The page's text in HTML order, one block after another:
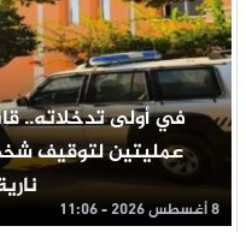
في أولى تدخلاته..
عمليتين لتوقيف
8 أغسطس 2026 - 11:06